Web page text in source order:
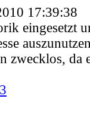
17:39:38
eingesetzt
zwecklos, da